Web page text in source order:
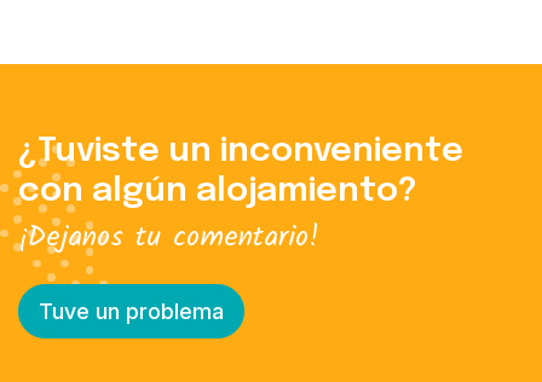
¿Tuviste un inconveniente
con algún alojamiento?
¡Dejanos tu comentario!
Tuve un problema